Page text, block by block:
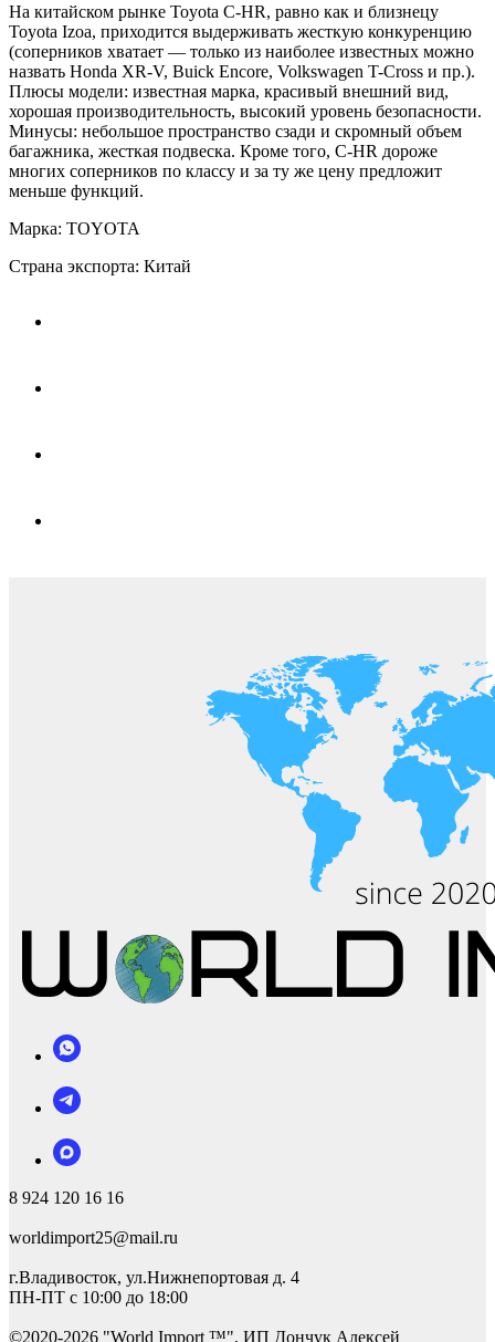
На китайском рынке Toyota С-HR, равно как и близнецу
Toyota Izoa, приходится выдерживать жесткую конкуренцию
(соперников хватает — только из наиболее известных можно
назвать Honda XR-V, Buick Encore, Volkswagen T-Cross и пр.).
Плюсы модели: известная марка, красивый внешний вид,
хорошая производительность, высокий уровень безопасности.
Минусы: небольшое пространство сзади и скромный объем
багажника, жесткая подвеска. Кроме того, C-HR дороже
многих соперников по классу и за ту же цену предложит
меньше функций.
Марка: TOYOTA
Страна экспорта: Китай
8 924 120 16 16
worldimport25@mail.ru
г.Владивосток, ул.Нижнепортовая д. 4
ПН-ПТ с 10:00 до 18:00
©2020-2026 "World Import ™", ИП Дончук Алексей